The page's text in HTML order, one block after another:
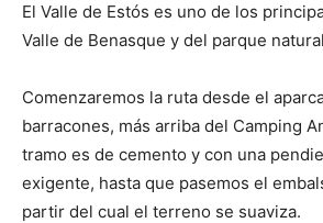
El Valle de Estós es uno de los
Valle de Benasque y del parque
Comenzaremos la ruta desde el
barracones, más arriba del Camping
tramo es de cemento y con una
exigente, hasta que pasemos el
partir del cual el terreno se suaviza.